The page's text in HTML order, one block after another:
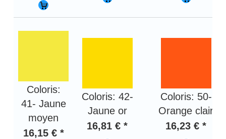
Coloris:
41- Jaune
moyen
16,15 € *
Coloris: 42-
Jaune or
16,81 € *
Coloris: 50-
Orange clair
16,23 € *